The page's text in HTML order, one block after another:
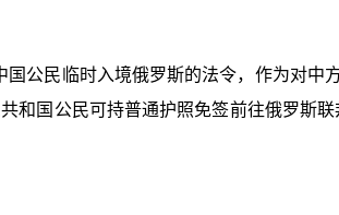
公民临时入境俄罗斯的法令，作为对中
和国公民可持普通护照免签前往俄罗斯